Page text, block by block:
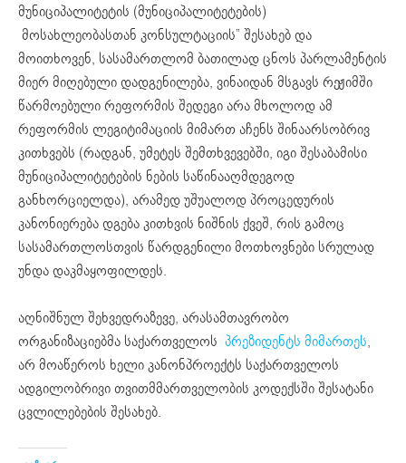
მუნიციპალიტეტის (მუნიციპალიტეტების)
მოსახლეობასთან კონსულტაციის” შესახებ და
მოითხოვენ, სასამართლომ ბათილად ცნოს პარლამენტის
მიერ მიღებული დადგენილება, ვინაიდან მსგავს რეჟიმში
წარმოებული რეფორმის შედეგი არა მხოლოდ ამ
რეფორმის ლეგიტიმაციის მიმართ აჩენს შინაარსობრივ
კითხვებს (რადგან, უმეტეს შემთხვევებში, იგი შესაბამისი
მუნიციპალიტეტების ნების საწინააღმდეგოდ
განხორციელდა), არამედ უშუალოდ პროცედურის
კანონიერება დგება კითხვის ნიშნის ქვეშ, რის გამოც
სასამართლოსთვის წარდგენილი მოთხოვნები სრულად
უნდა დაკმაყოფილდეს.
აღნიშნულ შეხვედრაზევე, არასამთავრობო
ორგანიზაციებმა საქართველოს პრეზიდენტს მიმართეს,
არ მოაწეროს ხელი კანონპროექტს საქართველოს
ადგილობრივი თვითმმართველობის კოდექსში შესატანი
ცვლილებების შესახებ.